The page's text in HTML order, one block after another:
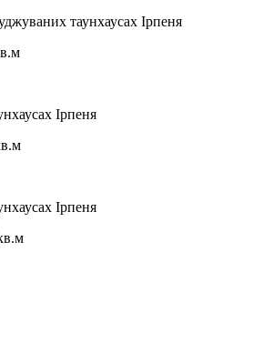
таунхаусах Ірпеня
Ірпеня
Ірпеня